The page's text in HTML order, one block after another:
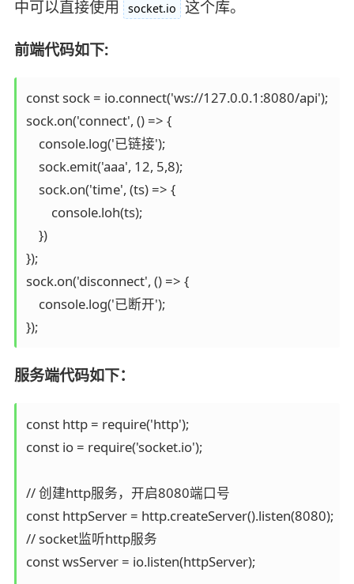
中可以直接使用
socket.io 这个库。
前端代码如下:
const sock = io.connect('ws://127.0.0.1:8080/api');
sock.on('connect', () => {
console.log('已链接');
sock.emit('aaa', 12, 5,8);
sock.on('time', (ts) => {
console.loh(ts);
})
});
sock.on('disconnect', () => {
console.log('已断开');
});
服务端代码如下：
const http = require('http');
const io = require('socket.io');
// 创建http服务，开启8080端口号
const httpServer = http.createServer().listen(8080);
// socket监听http服务
const wsServer = io.listen(httpServer);